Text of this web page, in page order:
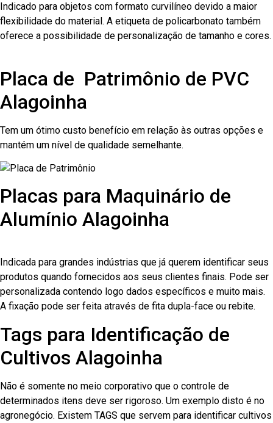
Indicado para objetos com formato curvilíneo devido a maior
flexibilidade do material. A etiqueta de policarbonato também
oferece a possibilidade de personalização de tamanho e cores.
Placa de Patrimônio de PVC
Alagoinha
Tem um ótimo custo benefício em relação às outras opções e
mantém um nível de qualidade semelhante.
Placas para Maquinário de
Alumínio Alagoinha
Indicada para grandes indústrias que já querem identificar seus
produtos quando fornecidos aos seus clientes finais. Pode ser
personalizada contendo logo dados específicos e muito mais.
A fixação pode ser feita através de fita dupla-face ou rebite.
Tags para Identificação de
Cultivos Alagoinha
Não é somente no meio corporativo que o controle de
determinados itens deve ser rigoroso. Um exemplo disto é no
agronegócio. Existem TAGS que servem para identificar cultivos